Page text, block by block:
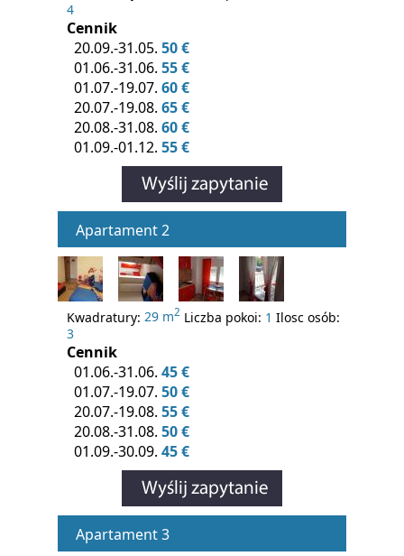
4
Cennik
20.09.-31.05. 50 €
01.06.-31.06. 55 €
01.07.-19.07. 60 €
20.07.-19.08. 65 €
20.08.-31.08. 60 €
01.09.-01.12. 55 €
Apartament 2
Kwadratury: 29 m2 Liczba pokoi: 1 Ilosc osób:
3
Cennik
01.06.-31.06. 45 €
01.07.-19.07. 50 €
20.07.-19.08. 55 €
20.08.-31.08. 50 €
01.09.-30.09. 45 €
Apartament 3